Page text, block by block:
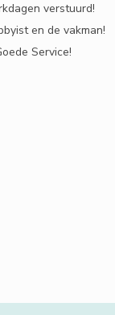
verstuurd!
en de vakman!
Service!